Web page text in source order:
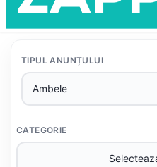
TIPUL ANUNȚULUI
CATEGORIE